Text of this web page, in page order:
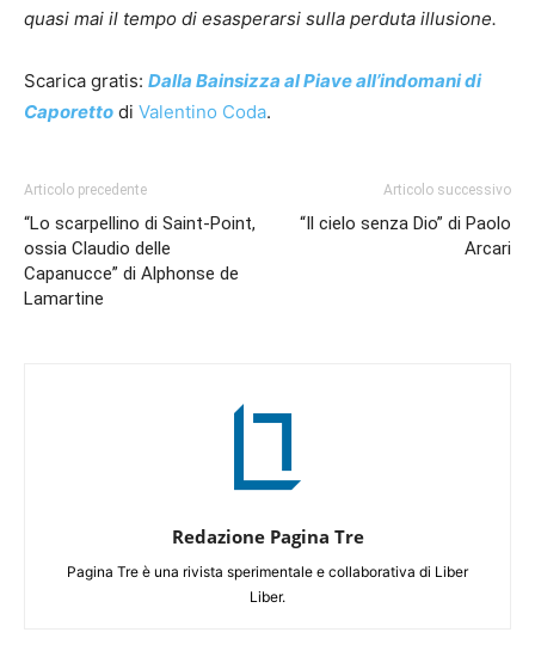
quasi mai il tempo di esasperarsi sulla perduta illusione.
Scarica gratis: Dalla Bainsizza al Piave all’indomani di
Caporetto di Valentino Coda.
Articolo precedente
“Lo scarpellino di Saint-Point,
ossia Claudio delle
Capanucce” di Alphonse de
Lamartine
Articolo successivo
“Il cielo senza Dio” di Paolo
Arcari
Redazione Pagina Tre
Pagina Tre è una rivista sperimentale e collaborativa di Liber
Liber.